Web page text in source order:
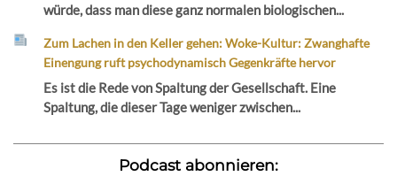
würde, dass man diese ganz normalen biologischen...
Zum Lachen in den Keller gehen: Woke-Kultur: Zwanghafte
Einengung ruft psychodynamisch Gegenkräfte hervor
Es ist die Rede von Spaltung der Gesellschaft. Eine
Spaltung, die dieser Tage weniger zwischen...
Podcast abonnieren: